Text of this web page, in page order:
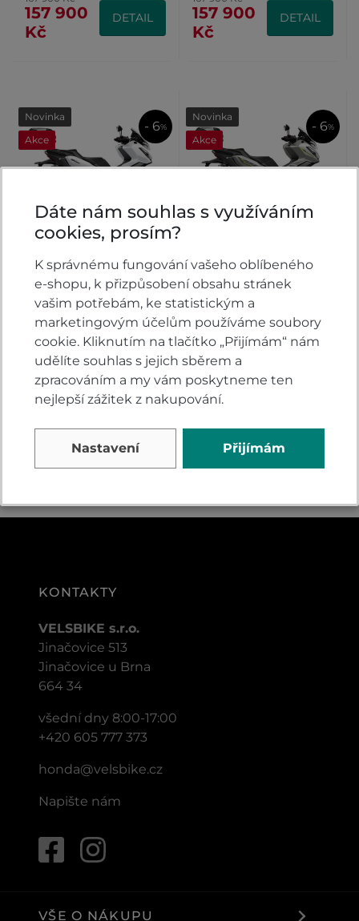
157 900
Kč
DETAIL
157 900
Kč
DETAIL
Honda ADV350
Smart Top Box Matte
Pearl Cool White
Novinka
Akce
- 6%
Na dotaz
157 900
Kč
DETAIL
Honda ADV350
Smart Top Box
Special Edition Pearl
Falcon Grey
Novinka
Akce
- 6%
Na dotaz
167 900 Kč
157 900
Kč
KONTAKTY
VELSBIKE s.r.o.
Jinačovice 513
Jinačovice u Brna
664 34
všední dny 8:00-17:00
+420 605 777 373
honda@velsbike.cz
Napište nám
VŠE O NÁKUPU
Dáte nám souhlas s využíváním
cookies, prosím?
K správnému fungování vašeho oblíbeného
e-shopu, k přizpůsobení obsahu stránek
vašim potřebám, ke statistickým a
marketingovým účelům používáme soubory
cookie. Kliknutím na tlačítko „Přijímám“ nám
udělíte souhlas s jejich sběrem a
zpracováním a my vám poskytneme ten
nejlepší zážitek z nakupování.
Nastavení Přijímám